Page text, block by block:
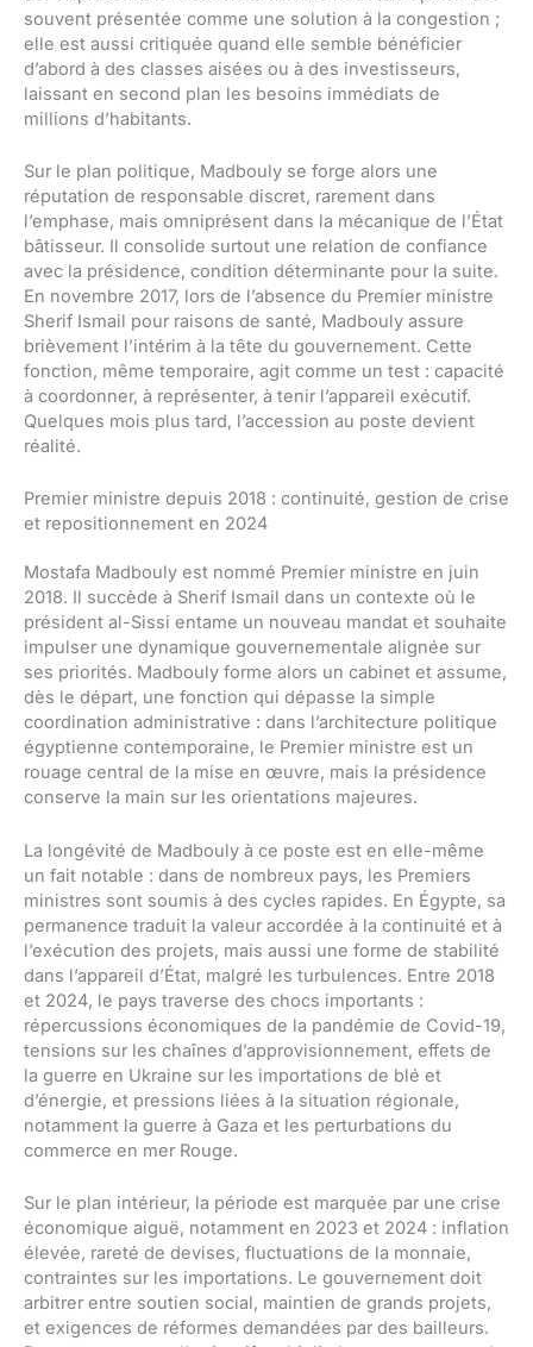
souvent présentée comme une solution à la congestion ;
elle est aussi critiquée quand elle semble bénéficier
d’abord à des classes aisées ou à des investisseurs,
laissant en second plan les besoins immédiats de
millions d’habitants.
Sur le plan politique, Madbouly se forge alors une
réputation de responsable discret, rarement dans
l’emphase, mais omniprésent dans la mécanique de l’État
bâtisseur. Il consolide surtout une relation de confiance
avec la présidence, condition déterminante pour la suite.
En novembre 2017, lors de l’absence du Premier ministre
Sherif Ismail pour raisons de santé, Madbouly assure
brièvement l’intérim à la tête du gouvernement. Cette
fonction, même temporaire, agit comme un test : capacité
à coordonner, à représenter, à tenir l’appareil exécutif.
Quelques mois plus tard, l’accession au poste devient
réalité.
Premier ministre depuis 2018 : continuité, gestion de crise
et repositionnement en 2024
Mostafa Madbouly est nommé Premier ministre en juin
2018. Il succède à Sherif Ismail dans un contexte où le
président al-Sissi entame un nouveau mandat et souhaite
impulser une dynamique gouvernementale alignée sur
ses priorités. Madbouly forme alors un cabinet et assume,
dès le départ, une fonction qui dépasse la simple
coordination administrative : dans l’architecture politique
égyptienne contemporaine, le Premier ministre est un
rouage central de la mise en œuvre, mais la présidence
conserve la main sur les orientations majeures.
La longévité de Madbouly à ce poste est en elle-même
un fait notable : dans de nombreux pays, les Premiers
ministres sont soumis à des cycles rapides. En Égypte, sa
permanence traduit la valeur accordée à la continuité et à
l’exécution des projets, mais aussi une forme de stabilité
dans l’appareil d’État, malgré les turbulences. Entre 2018
et 2024, le pays traverse des chocs importants :
répercussions économiques de la pandémie de Covid-19,
tensions sur les chaînes d’approvisionnement, effets de
la guerre en Ukraine sur les importations de blé et
d’énergie, et pressions liées à la situation régionale,
notamment la guerre à Gaza et les perturbations du
commerce en mer Rouge.
Sur le plan intérieur, la période est marquée par une crise
économique aiguë, notamment en 2023 et 2024 : inflation
élevée, rareté de devises, fluctuations de la monnaie,
contraintes sur les importations. Le gouvernement doit
arbitrer entre soutien social, maintien de grands projets,
et exigences de réformes demandées par des bailleurs.